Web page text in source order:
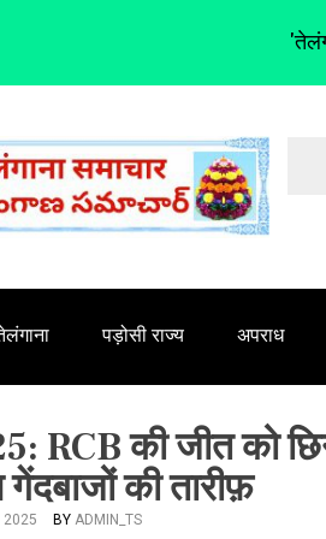
पड़ोसी राज्य अपराध
RCB की जीत को
की तारीफ़
2025 BY ADMIN_TS